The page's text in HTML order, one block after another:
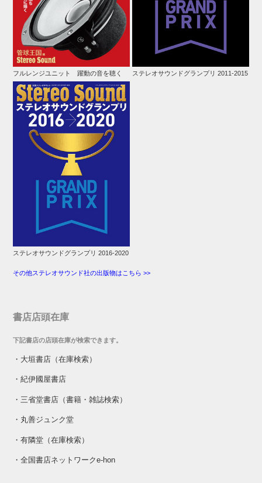
フルレンジユニット 躍動の音を聴く ステレオサウンドグランプリ 2011-2015
ステレオサウンドグランプリ 2016-2020
その他ステレオサウンド社の出版物はこちら >>
書店店頭在庫
下記書店の店頭在庫が検索できます。
・ 大垣書店（在庫検索）
・紀伊國屋書店
・ 三省堂書店（書籍・雑誌検索）
・ 丸善ジュンク堂
・有隣堂（在庫検索）
・全国書店ネットワークe-hon